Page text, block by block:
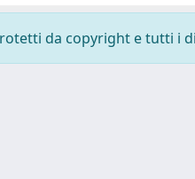
da copyright e tutti i